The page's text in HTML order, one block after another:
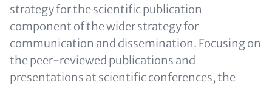
strategy for the scientific publication
component of the wider strategy for
communication and dissemination. Focusing on
the peer-reviewed publications and
presentations at scientific conferences, the